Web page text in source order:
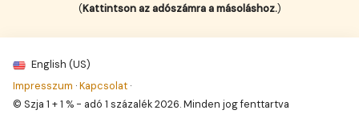
(Kattintson az adószámra a másoláshoz.)
English (US)
Impresszum ·Kapcsolat ·
© Szja 1 + 1 % - adó 1 százalék 2026. Minden jog fenttartva